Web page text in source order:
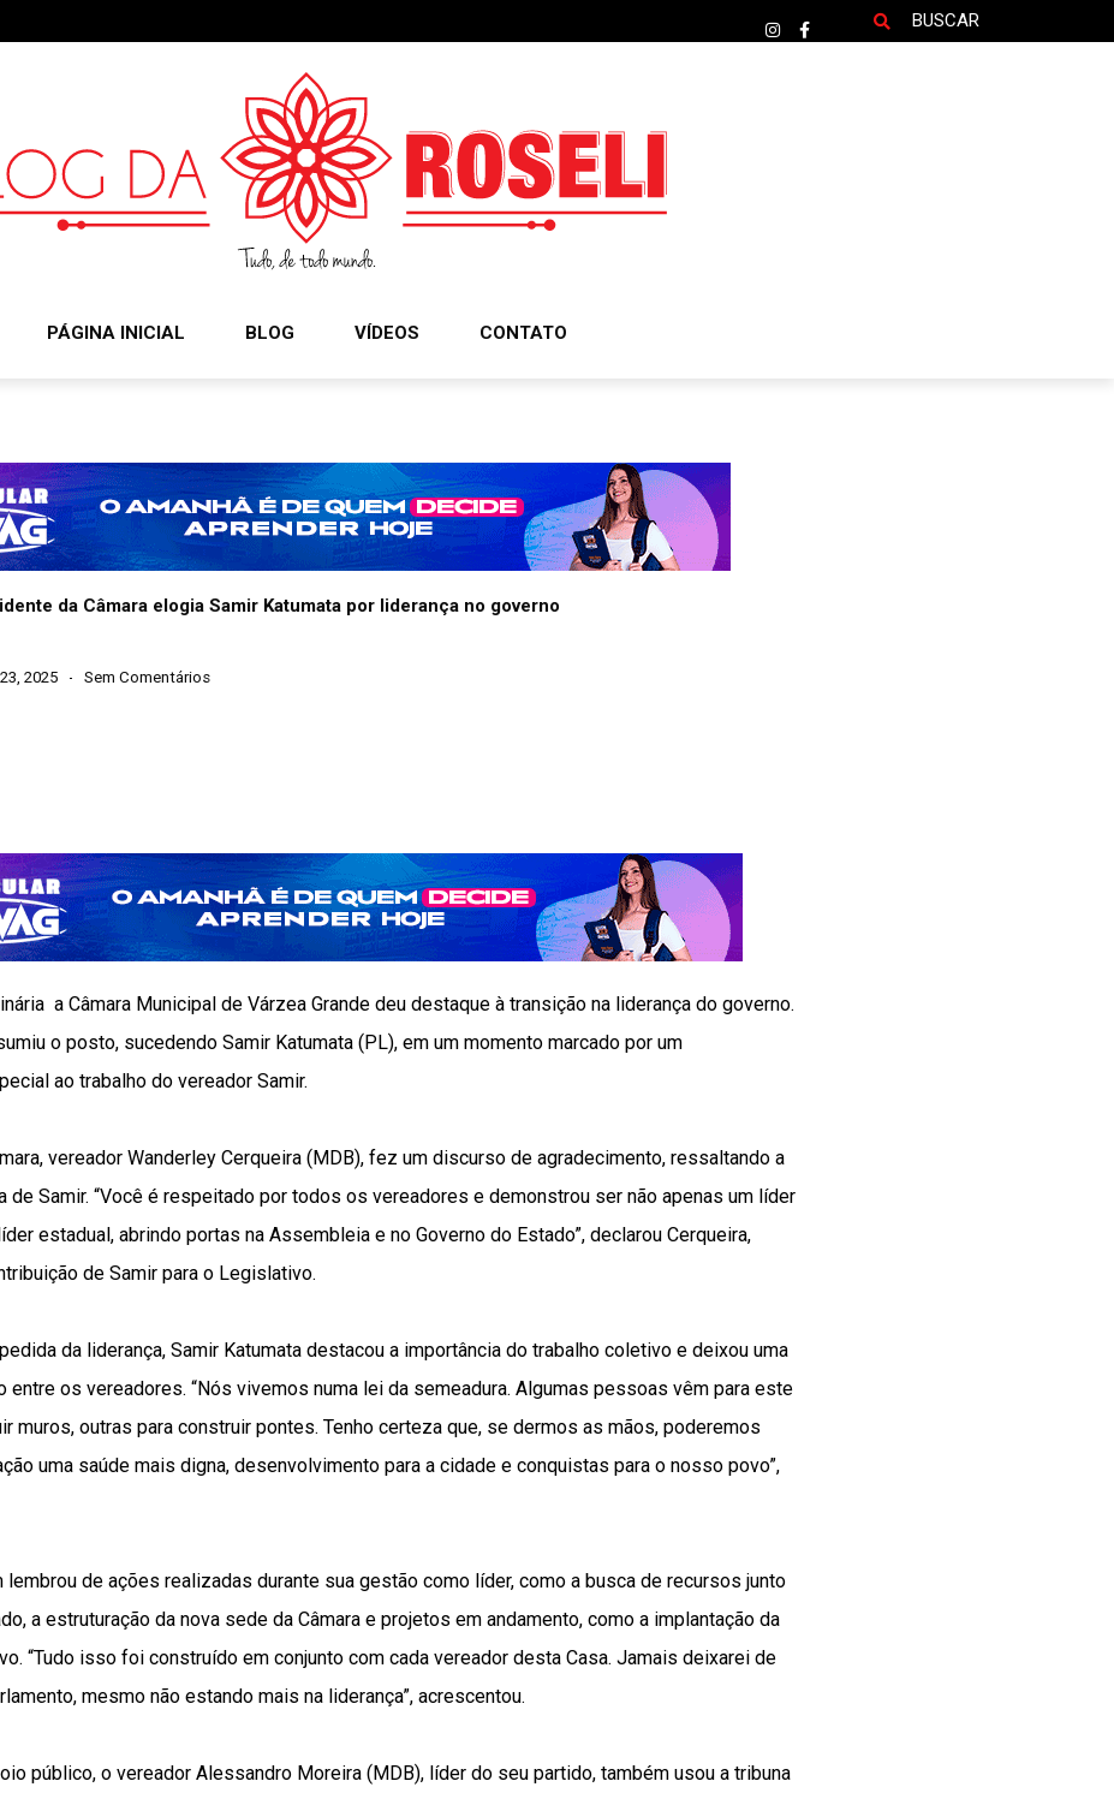
BUSCAR
PÁGINA INICIAL BLOG VÍDEOS CONTATO
da Câmara elogia Samir Katumata por liderança no governo
2025 Sem Comentários
a Câmara Municipal de Várzea Grande deu destaque à transição na liderança do governo.
o posto, sucedendo Samir Katumata (PL), em um momento marcado por um
ao trabalho do vereador Samir.
vereador Wanderley Cerqueira (MDB), fez um discurso de agradecimento, ressaltando a
de Samir. “Você é respeitado por todos os vereadores e demonstrou ser não apenas um líder
estadual, abrindo portas na Assembleia e no Governo do Estado”, declarou Cerqueira,
de Samir para o Legislativo.
da liderança, Samir Katumata destacou a importância do trabalho coletivo e deixou uma
entre os vereadores. “Nós vivemos numa lei da semeadura. Algumas pessoas vêm para este
muros, outras para construir pontes. Tenho certeza que, se dermos as mãos, poderemos
uma saúde mais digna, desenvolvimento para a cidade e conquistas para o nosso povo”,
lembrou de ações realizadas durante sua gestão como líder, como a busca de recursos junto
a estruturação da nova sede da Câmara e projetos em andamento, como a implantação da
“Tudo isso foi construído em conjunto com cada vereador desta Casa. Jamais deixarei de
mesmo não estando mais na liderança”, acrescentou.
público, o vereador Alessandro Moreira (MDB), líder do seu partido, também usou a tribuna